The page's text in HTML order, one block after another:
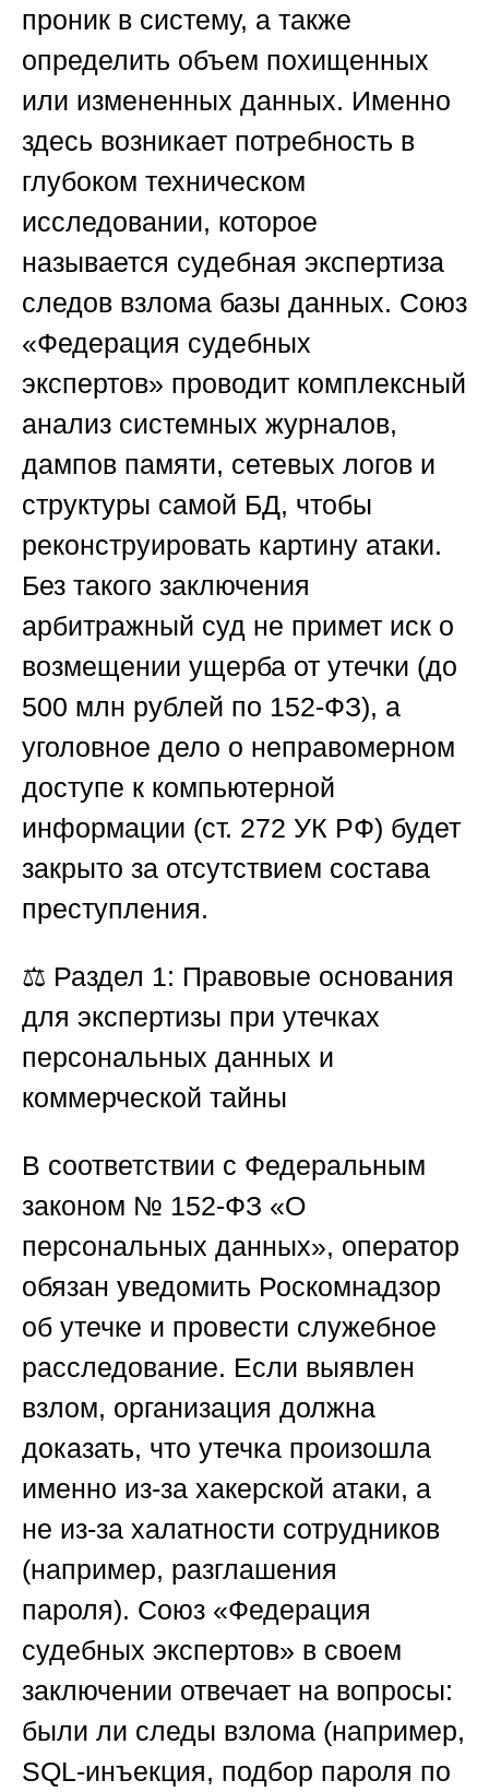
проник в систему, а также
определить объем похищенных
или измененных данных. Именно
здесь возникает потребность в
глубоком техническом
исследовании, которое
называется судебная экспертиза
следов взлома базы данных. Союз
«Федерация судебных
экспертов» проводит комплексный
анализ системных журналов,
дампов памяти, сетевых логов и
структуры самой БД, чтобы
реконструировать картину атаки.
Без такого заключения
арбитражный суд не примет иск о
возмещении ущерба от утечки (до
500 млн рублей по 152-ФЗ), а
уголовное дело о неправомерном
доступе к компьютерной
информации (ст. 272 УК РФ) будет
закрыто за отсутствием состава
преступления.
⚖️ Раздел 1: Правовые основания
для экспертизы при утечках
персональных данных и
коммерческой тайны
В соответствии с Федеральным
законом № 152-ФЗ «О
персональных данных», оператор
обязан уведомить Роскомнадзор
об утечке и провести служебное
расследование. Если выявлен
взлом, организация должна
доказать, что утечка произошла
именно из-за хакерской атаки, а
не из-за халатности сотрудников
(например, разглашения
пароля). Союз «Федерация
судебных экспертов» в своем
заключении отвечает на вопросы:
были ли следы взлома (например,
SQL-инъекция, подбор пароля по